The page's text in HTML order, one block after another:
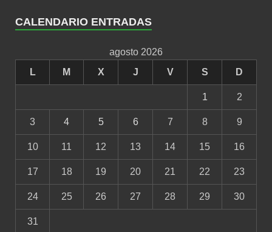
CALENDARIO ENTRADAS
agosto 2026
L
M X J V S D
1 2
3 4 5 6 7 8 9
10 11 12 13 14 15 16
17 18 19 20 21 22 23
24 25 26 27 28 29 30
31